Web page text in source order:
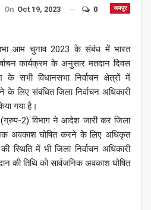
जयपुर
On Oct 19, 2023 0
आम चुनाव 2023 के संबंध में भारत
कार्यक्रम के अनुसार मतदान दिवस
सभी विधानसभा निर्वाचन क्षेत्रों में
लिए संबंधित जिला निर्वाचन अधिकारी
गया है।
2) विभाग ने आदेश जारी कर जिला
अवकाश घोषित करने के लिए अधिकृत
स्थिति में भी जिला निर्वाचन अधिकारी
की तिथि को सार्वजनिक अवकाश घोषित